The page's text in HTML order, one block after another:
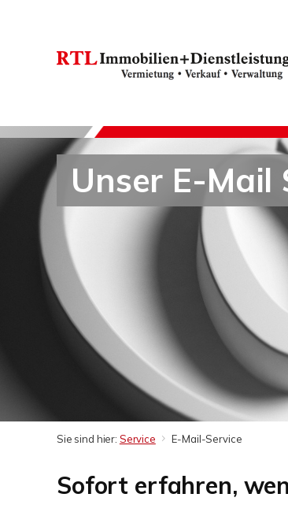
Unser E-Mail
Sie sind hier: Service E-Mail-Service
Sofort erfahren,